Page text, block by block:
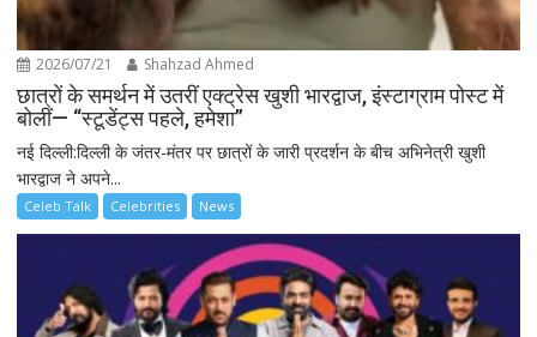
2026/07/21 Shahzad Ahmed
छात्रों के समर्थन में उतरीं एक्ट्रेस खुशी भारद्वाज, इंस्टाग्राम पोस्ट में
बोलीं— “स्टूडेंट्स पहले, हमेशा”
नई दिल्ली:दिल्ली के जंतर-मंतर पर छात्रों के जारी प्रदर्शन के बीच अभिनेत्री खुशी
भारद्वाज ने अपने...
Celeb Talk Celebrities News